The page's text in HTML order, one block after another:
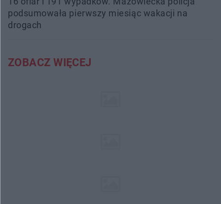
podsumowała pierwszy miesiąc wakacji na
drogach
ZOBACZ WIĘCEJ